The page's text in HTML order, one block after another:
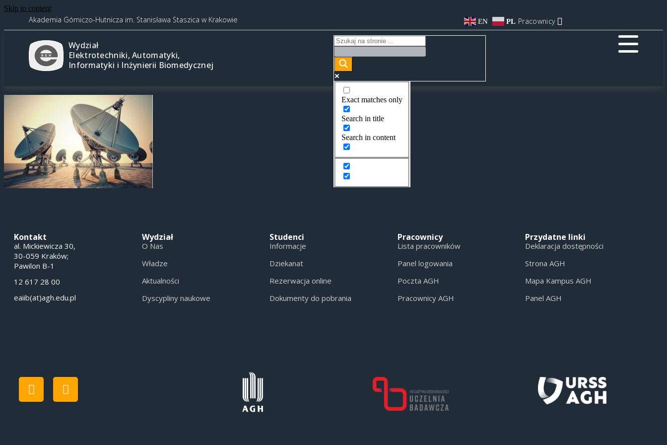
Skip to content
Akademia Górniczo-Hutnicza im. Stanisława Staszica w Krakowie EN PL Pracownicy
Wydział
Elektrotechniki, Automatyki,
Informatyki i Inżynierii Biomedycznej
Exact matches only
Search in title
Search in content
Kontakt
al. Mickiewicza 30,
30-059 Kraków;
Pawilon B-1
12 617 28 00
eaiib(at)agh.edu.pl
Wydział
O Nas
Władze
Aktualności
Dyscypliny naukowe
Studenci
Informacje
Dziekanat
Rezerwacja online
Dokumenty do pobrania
Pracownicy
Lista pracowników
Panel logowania
Poczta AGH
Pracownicy AGH
Przydatne linki
Deklaracja dostępności
Strona AGH
Mapa Kampus AGH
Panel AGH